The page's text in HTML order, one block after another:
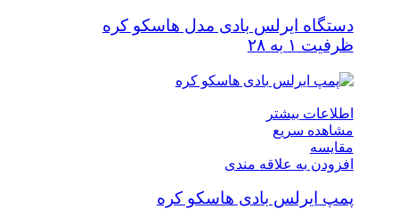
دستگاه ایرلس بادی مدل هاسکو کره
ظرفیت ۱ به ۲۸
اطلاعات بیشتر
مشاهده سریع
مقایسه
افزودن به علاقه مندی
پمپ ایرلس بادی هاسکو کره